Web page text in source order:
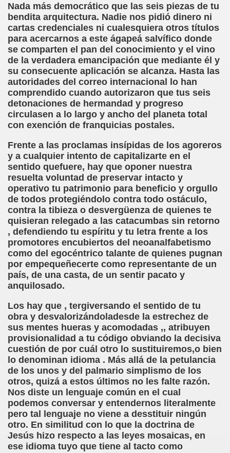
Nada más democrático que las seis piezas de tu
bendita arquitectura. Nadie nos pidió dinero ni
cartas credenciales ni cualesquiera otros títulos
para acercarnos a este ágapeá salvífico donde
se comparten el pan del conocimiento y el vino
de la verdadera emancipación que mediante él y
su consecuente aplicación se alcanza. Hasta las
autoridades del correo internacional lo han
comprendido cuando autorizaron que tus seis
detonaciones de hermandad y progreso
circulasen a lo largo y ancho del planeta total
con exención de franquicias postales.
Frente a las proclamas insípidas de los agoreros
y a cualquier intento de capitalizarte en el
sentido quefuere, hay que oponer nuestra
resuelta voluntad de preservar intacto y
operativo tu patrimonio para beneficio y orgullo
de todos protegiéndolo contra todo ostáculo,
contra la tibieza o desvergüenza de quienes te
quisieran relegado a las catacumbas sin retorno
, defendiendo tu espíritu y tu letra frente a los
promotores encubiertos del neoanalfabetismo
como del egocéntrico talante de quienes pugnan
por empequeñecerte como representante de un
país, de una casta, de un sentir pacato y
anquilosado.
Los hay que , tergiversando el sentido de tu
obra y desvalorizándoladesde la estrechez de
sus mentes hueras y acomodadas ,, atribuyen
provisionalidad a tu código obviando la decisiva
cuestión de por cuál otro lo sustituiremos,o bien
lo denominan idioma . Más allá de la petulancia
de los unos y del palmario simplismo de los
otros, quizá a estos últimos no les falte razón.
Nos diste un lenguaje común en el cual
podemos conversar y entendernos literalmente
pero tal lenguaje no viene a desstituir ningún
otro. En similitud con lo que la doctrina de
Jesús hizo respecto a las leyes mosaicas, en
ese idioma tuyo que tiene al tacto como
Elissalde)
(Lídia León Esteban Y Víctor Martínez Maheux)
30-11-11 (Pedro Zurita)
Horizontes, Enrique Elissalde y Carmen Roig)
Martín Figueroa)
Lectobraillístico (Egosan)
Otero)
ajedrecistas ciegos (Roberto Enjuto)
Martín Figueroa)
Ángel Vázquez)
Vera)
(Manuel González Otero)
Braille (María Jesús Cañamares)
2000 (Fermín Tamayo)
Hablada Colegio Santiago Apóstol ONCE Pontevedra)
Agosto 2001 (Fermín Tamayo)
(Pedro A. Zurita)
2005 (Fermín Tamayo)